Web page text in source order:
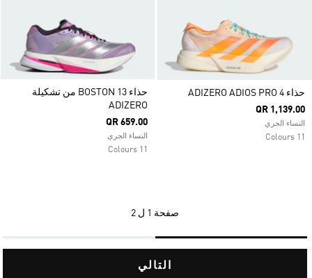
حذاء ADIZERO ADIOS PRO 4
QR 1,139.00
النساء الجري
11 Colours
حذاء BOSTON 13 من تشكيلة
ADIZERO
QR 659.00
النساء الجري
11 Colours
صفحة 1 ل 2
التالي